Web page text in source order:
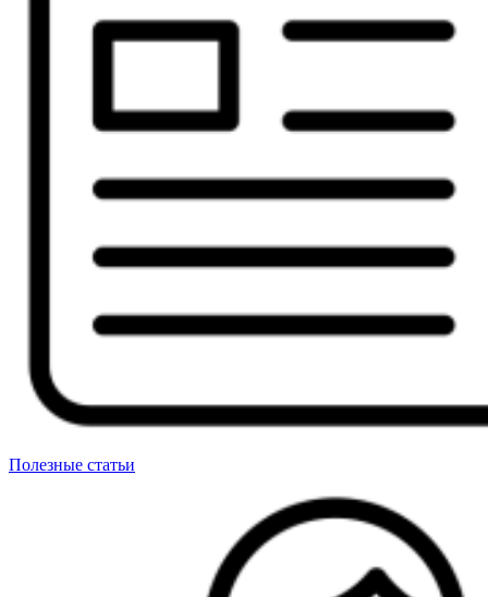
Полезные статьи